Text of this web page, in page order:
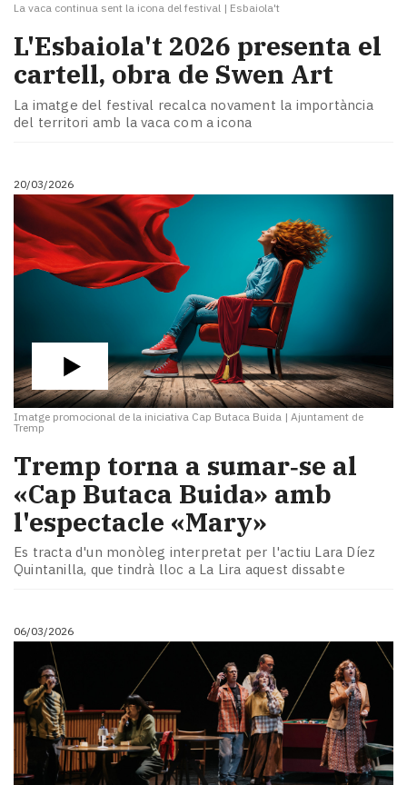
La vaca continua sent la icona del festival | Esbaiola't
L'Esbaiola't 2026 presenta el
cartell, obra de Swen Art
La imatge del festival recalca novament la importància
del territori amb la vaca com a icona
20/03/2026
Imatge promocional de la iniciativa Cap Butaca Buida | Ajuntament de
Tremp
​Tremp torna a sumar‑se al
«Cap Butaca Buida» amb
l'espectacle «Mary»
Es tracta d'un monòleg interpretat per l'actiu Lara Díez
Quintanilla, que tindrà lloc a La Lira aquest dissabte
06/03/2026